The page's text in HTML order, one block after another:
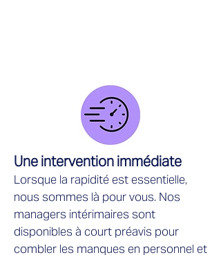
Une intervention immédiate
Lorsque la rapidité est essentielle,
nous sommes là pour vous. Nos
managers intérimaires sont
disponibles à court préavis pour
combler les manques en personnel et